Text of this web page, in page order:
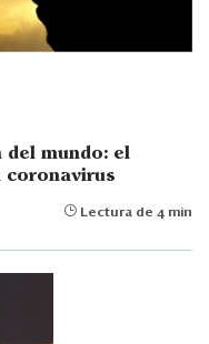
del mundo: el
coronavirus
Lectura de 4 min